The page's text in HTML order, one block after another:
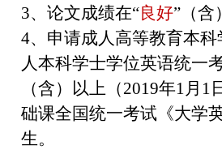
3、论文成绩在“良好”（含
4、申请成人高等教育本
人本科学士学位英语统一
（含）以上（2019年1月
础课全国统一考试《大学
生。